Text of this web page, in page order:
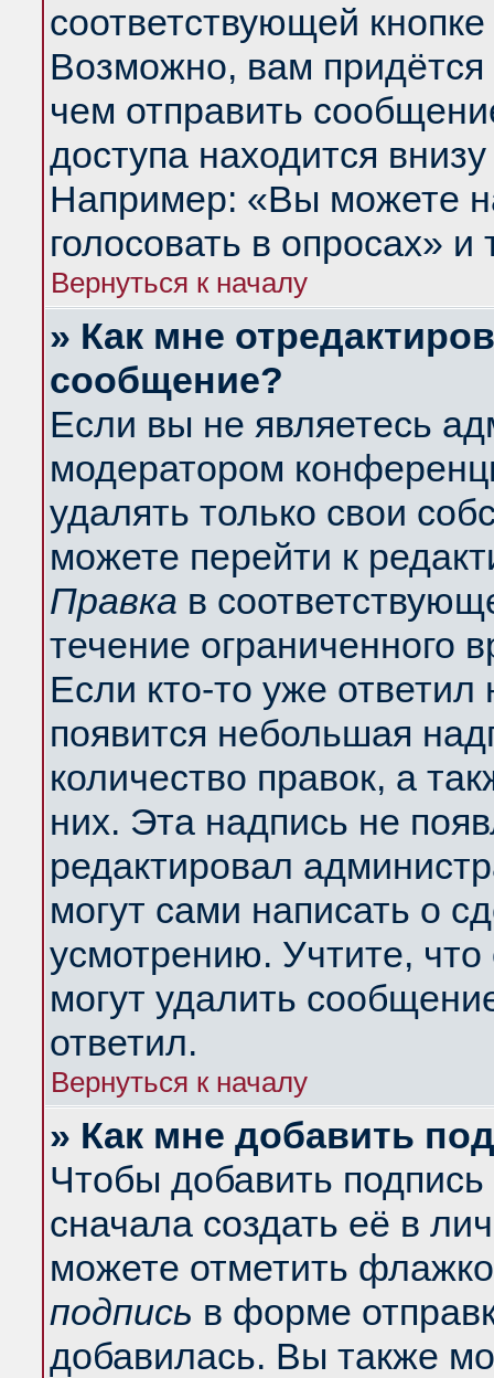
соответствующей
Возможно, вам придётся
чем отправить
доступа находится
Например: «Вы можете
голосовать в опросах» и
Вернуться к началу
» Как мне
сообщение?
Если вы не являетесь
модератором
удалять только свои
можете перейти к
Правка в
течение ограниченного
Если кто-то уже
появится небольшая
количество правок, а
них. Эта надпись не
редактировал
могут сами написать о
усмотрению. Учтите,
могут удалить
ответил.
Вернуться к началу
» Как мне добавить
Чтобы добавить
сначала создать её в
можете отметить
подпись в форме
добавилась. Вы также